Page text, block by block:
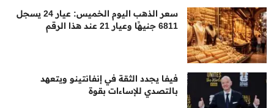
سعر الذهب اليوم الخميس: عيار 24 يسجل
6811 جنيهًا وعيار 21 عند هذا الرقم
فيفا يجدد الثقة في إنفانتينو ويتعهد
بالتصدي للإساءات بقوة